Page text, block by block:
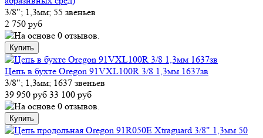
3/8"; 1,3мм; 55 звеньев
2 750 руб
Цепь в бухте Oregon 91VXL100R 3/8 1,3мм 1637зв
3/8"; 1,3мм; 1637 звеньев
39 950 руб 33 100 руб